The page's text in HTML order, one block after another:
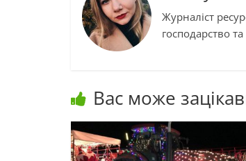
Журналіст
господарство
Вас може